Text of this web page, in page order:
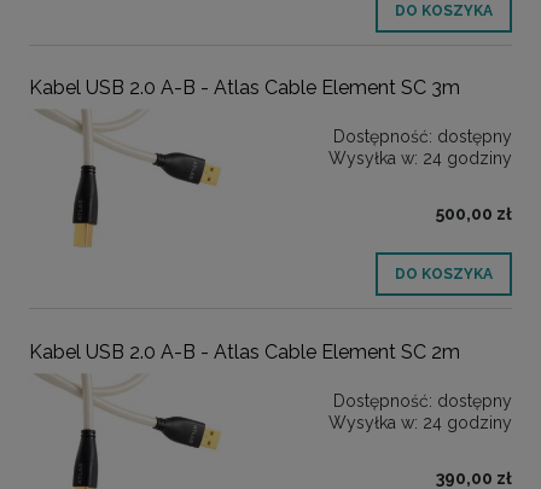
DO KOSZYKA
Kabel USB 2.0 A-B - Atlas Cable Element SC 3m
Dostępność: dostępny
Wysyłka w: 24 godziny
500,00 zł
DO KOSZYKA
Kabel USB 2.0 A-B - Atlas Cable Element SC 2m
Dostępność: dostępny
Wysyłka w: 24 godziny
390,00 zł